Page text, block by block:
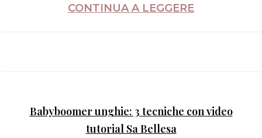
CONTINUA A LEGGERE
Babyboomer unghie: 3 tecniche con video
tutorial Sa Bellesa